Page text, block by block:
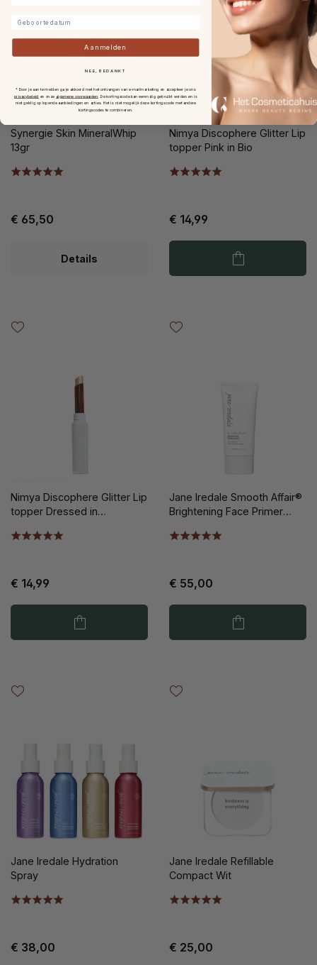
Synergie Skin MineralWhip
13gr
€ 65,50
Details
Nimya Discophere Glitter Lip
topper Pink in Bio
€ 14,99
Nimya Discophere Glitter Lip
topper Dressed in
€ 14,99
Jane Iredale Smooth Affair®
Brightening Face Primer
€ 55,00
Jane Iredale Hydration
Spray
€ 38,00
Jane Iredale Refillable
Compact Wit
€ 25,00
Aanmelden
NEE, BEDANKT
* Door je aan te melden ga je akkoord met het ontvangen van e-mailmarketing en accepteer je ons
privacybeleid en onze algemene voorwaarden .De kortingscode kan eenmalig gebruikt worden en is
niet geldig op lopende aanbiedingen en acties. Het is niet mogelijk deze kortingscode met andere
kortingscodes te combineren.